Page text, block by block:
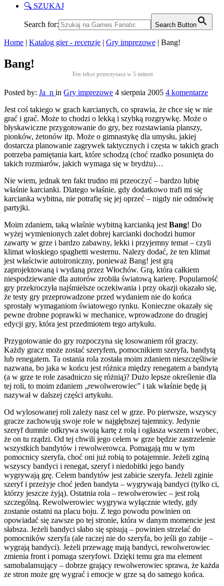
🔍 SZUKAJ
Search for: Search Button
Home | Katalog gier - recenzje | Gry imprezowe | Bang!
Bang!
Ten tekst przeczytasz w 5 minut
Posted by: Ja_n in Gry imprezowe 4 sierpnia 2005 4 komentarze
Jest coś takiego w grach karcianych, co sprawia, że chce się w nie
grać i grać. Może to chodzi o lekką i szybką rozgrywkę. Może o
błyskawiczne przygotowanie do gry, bez rozstawiania planszy,
pionków, żetonów itp. Może o gimnastykę dla umysłu, jakiej
dostarcza planowanie zagrywek taktycznych i częsta w takich grach
potrzeba pamiętania kart, które schodzą (choć rzadko posunięta do
takich rozmiarów, jakich wymaga się w brydżu)…
Nie wiem, jednak ten fakt trudno mi przeoczyć – bardzo lubię
właśnie karcianki. Dlatego właśnie, gdy dodatkowo trafi mi się
karcianka wybitna, nie potrafię się jej oprzeć – nigdy nie odmówię
partyjki.
Moim zdaniem, taką właśnie wybitną karcianką jest Bang! Do
wyżej wymienionych zalet dobrej karcianki dochodzi humor
zawarty w grze i bardzo zabawny, lekki i przyjemny temat – czyli
klimat włoskiego spaghetti westernu. Nalezy dodać, że ten klimat
jest właściwie autoironiczny, ponieważ Bang! jest grą
zaprojektowaną i wydaną przez Włochów. Grą, która całkiem
niespodziewanie dla autorów zrobiła światową karierę. Popularność
gry przekroczyła najśmielsze oczekiwania i przy okazji okazało się,
że testy gry przeprowadzone przed wydaniem nie do końca
sprostały wymaganiom światowego rynku. Konieczne okazały się
pewne drobne poprawki w mechanice, wprowadzone do drugiej
edycji gry, która jest przedmiotem tego artykułu.
Przygotowanie do gry rozpoczyna się losowaniem ról graczy.
Każdy gracz może zostać szeryfem, pomocnikiem szeryfa, bandytą
lub renegatem. Ta ostania rola została moim zdaniem nieszczęśliwie
nazwana, bo jaka w końcu jest różnica między renegatem a bandytą
(a w grze te role zasadniczo się różnią)? Dużo lepsze określenie dla
tej roli, to moim zdaniem „rewolwerowiec” i tak właśnie będę ją
nazywał w dalszej części artykułu.
Od wylosowanej roli zależy nasz cel w grze. Po pierwsze, wszyscy
gracze zachowują swoje role w najgłębszej tajemnicy. Jedynie
szeryf dumnie odkrywa swoją kartę z rolą i ogłasza wszem i wobec,
że on tu rządzi. Od tej chwili jego celem w grze będzie zastrzelenie
wszystkich bandytów i rewolwerowca. Pomagają mu w tym
pomocnicy szeryfa, choć oni już robią to potajemnie. Jeżeli zginą
wszyscy bandyci i renegat, szeryf i niedobitki jego bandy
wygrywają grę. Celem bandytów jest zabicie szeryfa. Jeżeli zginie
szeryf i przeżyje choć jeden bandyta – wygrywają bandyci (tylko ci,
którzy jeszcze żyją). Ostatnia rola – rewolwerowiec – jest rolą
szczególną. Rewolwerowiec wygrywa wyłącznie wtedy, gdy
zostanie ostatni na placu boju. Z tego powodu powinien on
opowiadać się zawsze po tej stronie, która w danym momencie jest
słabsza. Jeżeli bandyci słabo się spisują – powinien strzelać do
pomocników szeryfa (ale raczej nie do szeryfa, bo jeśli go zabije –
wygrają bandyci). Jeżeli przewagę mają bandyci, rewolwerowiec
zmienia front i pomaga szeryfowi. Dzięki temu gra ma element
samobalansujący – dobrze grający rewolwerowiec sprawa, że każda
ze stron może grę wygrać i emocje w grze są do samego końca.